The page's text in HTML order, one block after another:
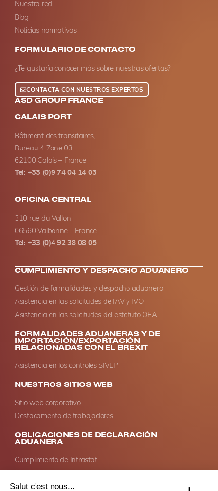
Nuestra red
Blog
Noticias normativas
FORMULARIO DE CONTACTO
¿Te gustaría conocer más sobre nuestras ofertas?
CONTACTA CON NUESTROS EXPERTOS
ASD GROUP FRANCE
CALAIS PORT
Bâtiment des transitaires,
Bureau 4 Zone 03
62100 Calais – France
Tel: +33 (0)9 74 04 14 03
OFICINA CENTRAL
310 rue du Vallon
06560 Valbonne – France
Tel: +33 (0)4 92 38 08 05
CUMPLIMIENTO Y DESPACHO ADUANERO
Gestión de formalidades y despacho aduanero
Asistencia en las solicitudes de IAV y IVO
Asistencia en las solicitudes del estatuto OEA
FORMALIDADES ADUANERAS Y DE
IMPORTACIÓN/EXPORTACIÓN
RELACIONADAS CON EL BREXIT
Asistencia en los controles SIVEP
NUESTROS SITIOS WEB
Sitio web corporativo
Destacamento de trabajadores
OBLIGACIONES DE DECLARACIÓN
ADUANERA
Cumplimiento de Intrastat
Impuestos especiales – Ventas a distancia de alcohol